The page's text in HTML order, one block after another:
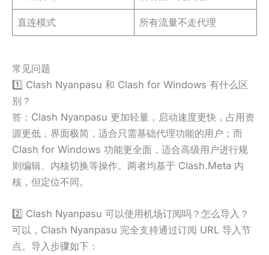
直连模式 所有流量不走代理
常见问题
1️⃣ Clash Nyanpasu 和 Clash for Windows 有什么区
别？
答：Clash Nyanpasu 更加轻量，启动速度更快，占用资
源更低，界面极简，适合只需基础代理功能的用户；而
Clash for Windows 功能更全面，适合高级用户进行规
则编辑、内核切换等操作。两者均基于 Clash.Meta 内
核，但定位不同。
2️⃣ Clash Nyanpasu 可以使用机场订阅吗？怎么导入？
可以，Clash Nyanpasu 完全支持通过订阅 URL 导入节
点。导入步骤如下：